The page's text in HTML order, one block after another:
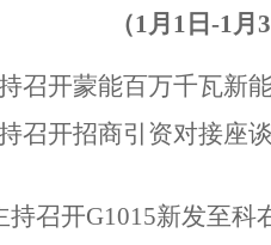
（1月1日-1月
召开蒙能百万千瓦新
召开招商引资对接
召开G1015新发至科